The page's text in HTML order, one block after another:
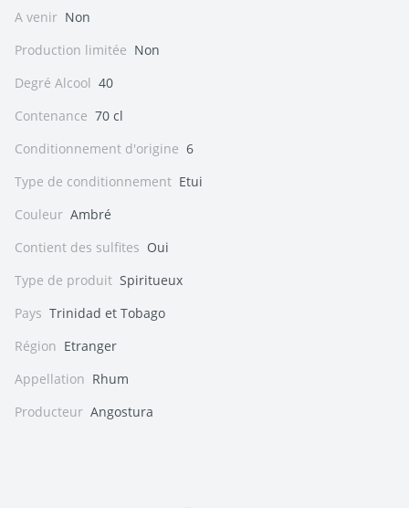
A venir Non
Production limitée Non
Degré Alcool 40
Contenance 70 cl
Conditionnement d'origine 6
Type de conditionnement Etui
Couleur Ambré
Contient des sulfites Oui
Type de produit Spiritueux
Pays Trinidad et Tobago
Région Etranger
Appellation Rhum
Producteur Angostura